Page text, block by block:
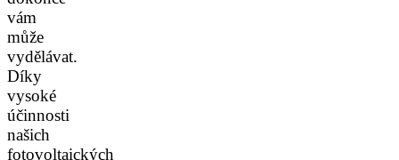
vám
může
vydělávat.
Díky
vysoké
účinnosti
našich
fotovoltaických